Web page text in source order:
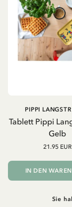
Tablett Pippi
Gelb
PIPPI
21.95 EUR
IN DEN
Sie